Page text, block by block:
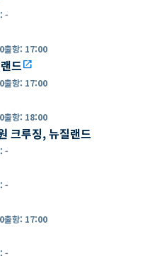
: -
출항: 17:00
드open_in_new
출항: 17:00
출항: 18:00
크루징, 뉴질랜드
: -
: -
출항: 17:00
: -